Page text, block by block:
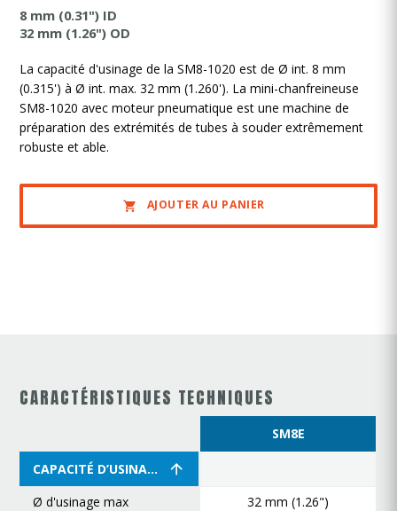
8 mm (0.31") ID
32 mm (1.26") OD
La capacité d'usinage de la SM8-1020 est de Ø int. 8 mm
(0.315') à Ø int. max. 32 mm (1.260'). La mini-chanfreineuse
SM8-1020 avec moteur pneumatique est une machine de
préparation des extrémités de tubes à souder extrêmement
robuste et fiable.
AJOUTER AU PANIER
CARACTÉRISTIQUES TECHNIQUES
CAPACITÉ D’USINAGE
Ø d'usinage max
SM8E
32 mm (1.26")